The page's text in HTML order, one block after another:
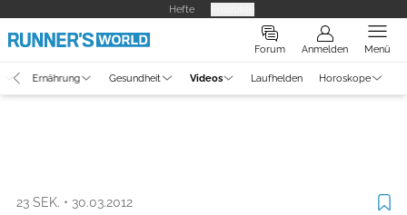
Hefte
Forum Anmelden Menü
Ernährung Gesundheit Videos Laufhelden Horoskope
23 SEK. • 30.03.2012